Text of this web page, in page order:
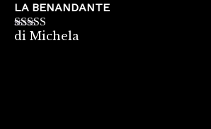
LA BENANDANTE
Valutato5su
di Michela